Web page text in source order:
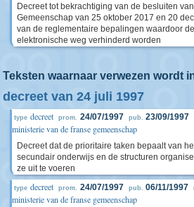
Decreet tot bekrachtiging van de besluiten
Gemeenschap van 25 oktober 2017 en 20
van de reglementaire bepalingen waardoor
elektronische weg verhinderd worden
Teksten waarnaar verwezen wordt
decreet van 24 juli 1997
type decreet prom. 24/07/1997 pub. 23/09/1997
ministerie van de franse gemeenschap
Decreet dat de prioritaire taken bepaalt van
secundair onderwijs en de structuren
ze uit te voeren
type decreet prom. 24/07/1997 pub. 06/11/1997
ministerie van de franse gemeenschap